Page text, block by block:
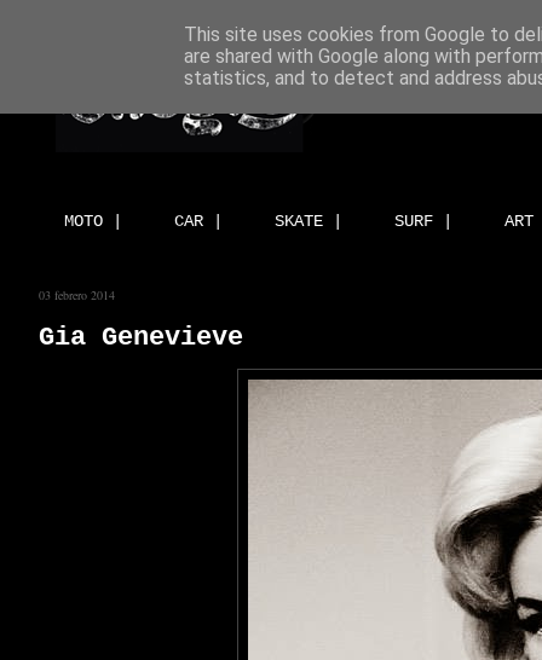
MOTO | CAR | SKATE | SURF |
03 febrero 2014
Gia Genevieve
This site uses cookies from Google to
are shared with Google along with
statistics, and to detect and address